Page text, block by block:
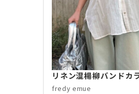
リネン混楊柳バンドカ
fredy emue